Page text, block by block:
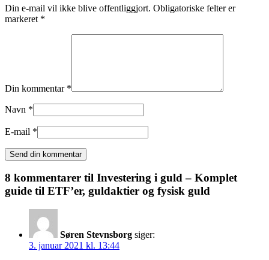
Din e-mail vil ikke blive offentliggjort. Obligatoriske felter er
markeret *
Din kommentar *
Navn *
E-mail *
8 kommentarer til Investering i guld – Komplet
guide til ETF’er, guldaktier og fysisk guld
Søren Stevnsborg siger:
3. januar 2021 kl. 13:44